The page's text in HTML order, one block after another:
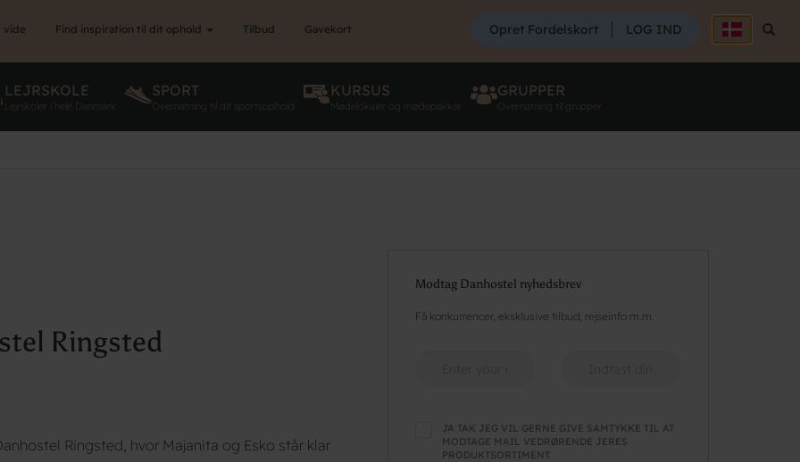
SØG
Søg
Opret Fordelskort LOG IND
vide Find inspiration til dit ophold Tilbud Gavekort
LEJRSKOLE
Lejrskoler i hele Danmark
SPORT
Overnatning til dit sportsophold
KURSUS
Mødelokaler og mødepakker
GRUPPER
Overnatning til grupper
Ringsted
Ringsted, hvor Majanita og Esko står klar
Modtag Danhostel nyhedsbrev
Få konkurrencer, eksklusive tilbud, rejseinfo m.m.
JA TAK JEG VIL GERNE GIVE SAMTYKKE TIL AT
MODTAGE MAIL VEDRØRENDE JERES
PRODUKTSORTIMENT